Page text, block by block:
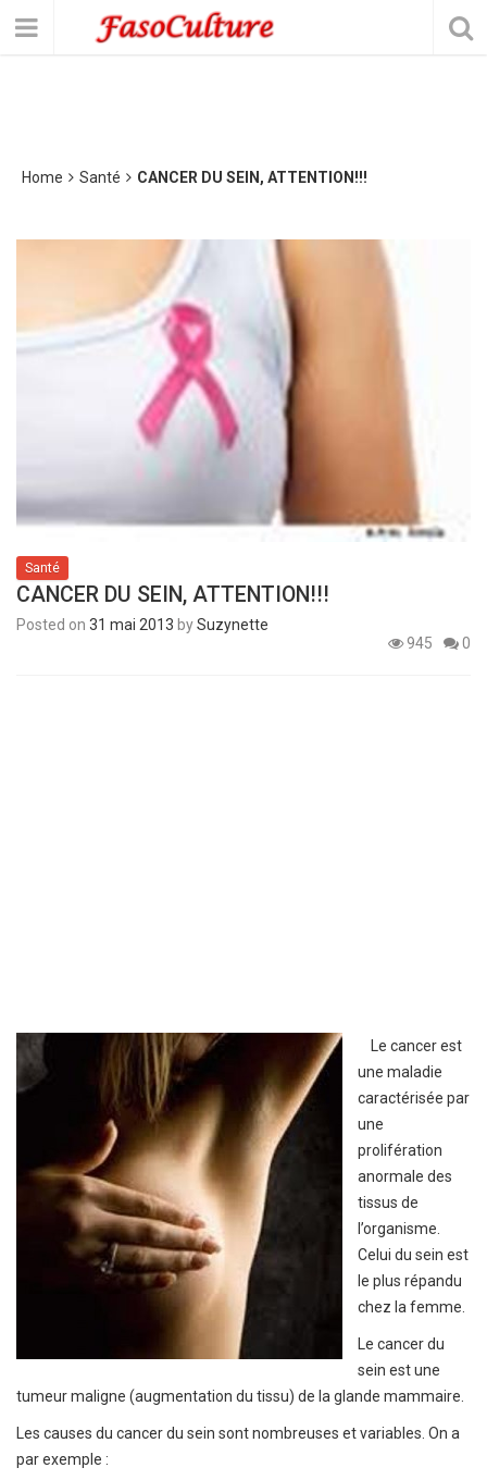
Home Santé CANCER DU SEIN, ATTENTION!!!
Santé
CANCER DU SEIN, ATTENTION!!!
Posted on 31 mai 2013 bySuzynette
945
0
Le cancer est
une maladie
caractérisée par
une
prolifération
anormale des
tissus de
l’organisme.
Celui du sein est
le plus répandu
chez la femme.
Le cancer du
sein est une
tumeur maligne (augmentation du tissu) de la glande mammaire.
Les causes du cancer du sein sont nombreuses et variables. On a
par exemple :